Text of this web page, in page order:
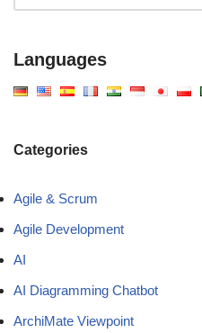
Languages
Categories
Agile & Scrum
Agile Development
AI
AI Diagramming Chatbot
ArchiMate Viewpoint